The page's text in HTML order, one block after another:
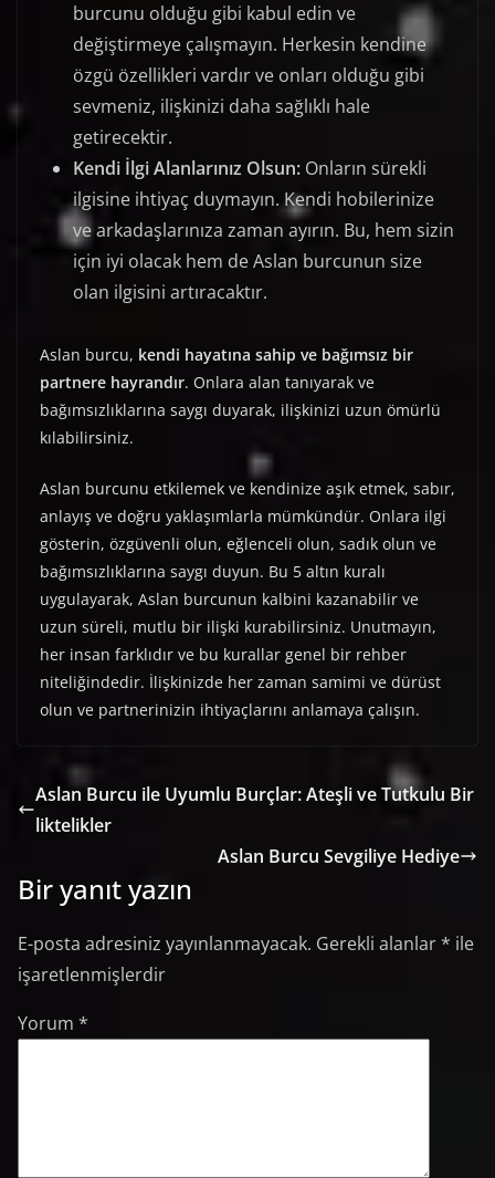
burcunu olduğu gibi kabul edin ve
değiştirmeye çalışmayın. Herkesin kendine
özgü özellikleri vardır ve onları olduğu gibi
sevmeniz, ilişkinizi daha sağlıklı hale
getirecektir.
Kendi İlgi Alanlarınız Olsun: Onların sürekli
ilgisine ihtiyaç duymayın. Kendi hobilerinize
ve arkadaşlarınıza zaman ayırın. Bu, hem sizin
için iyi olacak hem de Aslan burcunun size
olan ilgisini artıracaktır.
Aslan burcu, kendi hayatına sahip ve bağımsız bir
partnere hayrandır. Onlara alan tanıyarak ve
bağımsızlıklarına saygı duyarak, ilişkinizi uzun ömürlü
kılabilirsiniz.
Aslan burcunu etkilemek ve kendinize aşık etmek, sabır,
anlayış ve doğru yaklaşımlarla mümkündür. Onlara ilgi
gösterin, özgüvenli olun, eğlenceli olun, sadık olun ve
bağımsızlıklarına saygı duyun. Bu 5 altın kuralı
uygulayarak, Aslan burcunun kalbini kazanabilir ve
uzun süreli, mutlu bir ilişki kurabilirsiniz. Unutmayın,
her insan farklıdır ve bu kurallar genel bir rehber
niteliğindedir. İlişkinizde her zaman samimi ve dürüst
olun ve partnerinizin ihtiyaçlarını anlamaya çalışın.
Aslan Burcu ile Uyumlu Burçlar: Ateşli ve Tutkulu Bir
liktelikler
Aslan Burcu Sevgiliye Hediye
Bir yanıt yazın
E-posta adresiniz yayınlanmayacak. Gerekli alanlar* ile
işaretlenmişlerdir
Yorum *